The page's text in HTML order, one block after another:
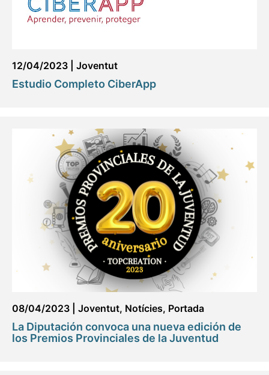
12/04/2023 Joventut
Estudio Completo CiberApp
08/04/2023 Joventut, Notícies, Portada
La Diputación convoca una nueva edición de
los Premios Provinciales de la Juventud